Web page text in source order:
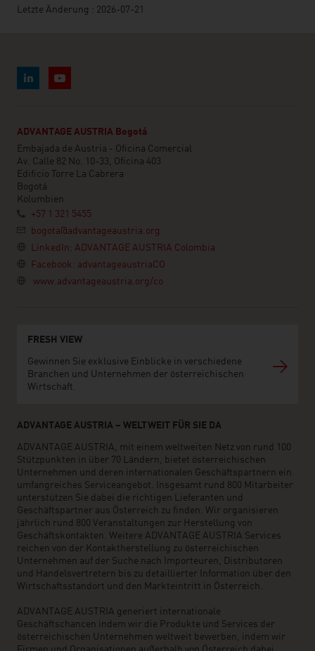
Letzte Änderung : 2026-07-21
ADVANTAGE AUSTRIA Bogotá
Embajada de Austria - Oficina Comercial
Av. Calle 82 No. 10-33, Oficina 403
Edificio Torre La Cabrera
Bogotá
Kolumbien
+57 1 321 5455
bogota@advantageaustria.org
LinkedIn: ADVANTAGE AUSTRIA Colombia
Facebook: advantageaustriaCO
www.advantageaustria.org/co
FRESH VIEW
Gewinnen Sie exklusive Einblicke in verschiedene
Branchen und Unternehmen der österreichischen
Wirtschaft.
ADVANTAGE AUSTRIA – WELTWEIT FÜR SIE DA
ADVANTAGE AUSTRIA, mit einem weltweiten Netz von rund 100
Stützpunkten in über 70 Ländern, bietet österreichischen
Unternehmen und deren internationalen Geschäftspartnern ein
umfangreiches Serviceangebot. Insgesamt rund 800 Mitarbeiter
unterstützen Sie dabei die richtigen Lieferanten und
Geschäftspartner aus Österreich zu finden. Wir organisieren
jährlich rund 800 Veranstaltungen zur Herstellung von
Geschäftskontakten. Weitere ADVANTAGE AUSTRIA Services
reichen von der Kontaktherstellung zu österreichischen
Unternehmen auf der Suche nach Importeuren, Distributoren
und Handelsvertretern bis zu detaillierter Information über den
Wirtschaftsstandort und den Markteintritt in Österreich.
ADVANTAGE AUSTRIA generiert internationale
Geschäftschancen indem wir die Produkte und Services der
österreichischen Unternehmen weltweit bewerben, indem wir